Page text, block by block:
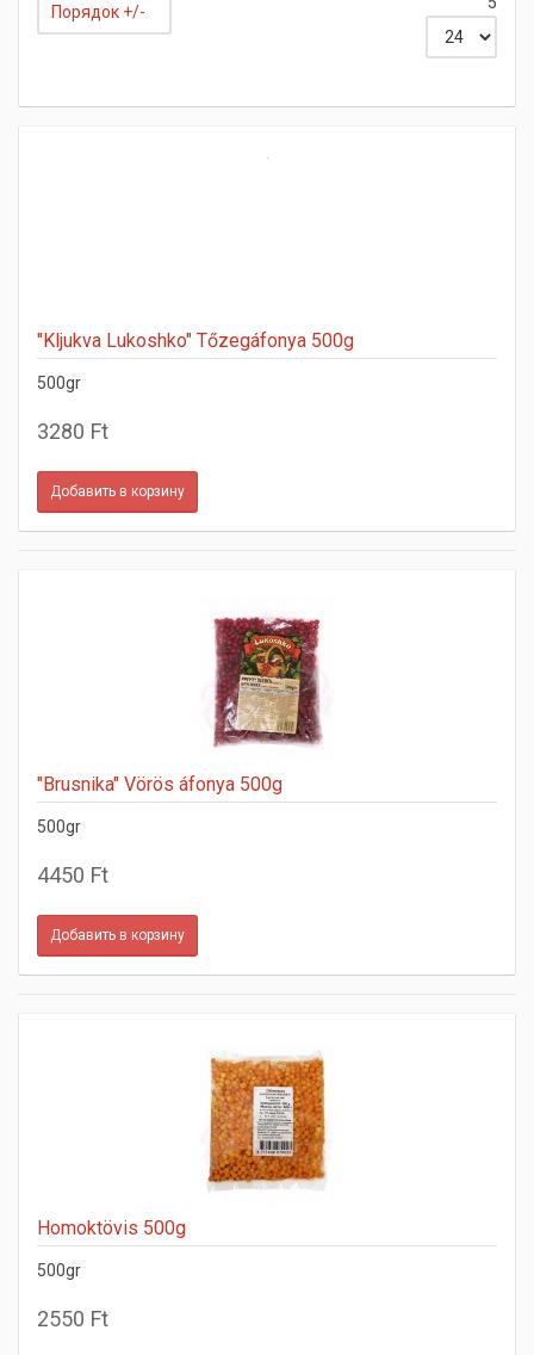
Порядок +/-
"Kljukva Lukoshko" Tőzegáfonya 500g
500gr
3280 Ft
"Brusnika" Vörös áfonya 500g
500gr
4450 Ft
Homoktövis 500g
500gr
2550 Ft